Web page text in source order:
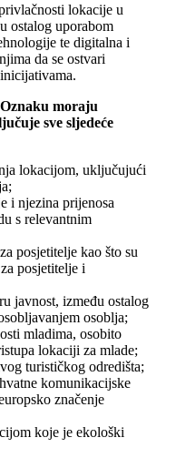
lokacije u
ostalog uporabom
te digitalna i
da se ostvari
moraju
sve sljedeće
lokacijom, uključujući
i njezina prijenosa
s relevantnim
posjetitelje kao što su
posjetitelje i
javnost, između ostalog
osoblja;
mladima, osobito
lokaciji za mlade;
turističkog odredišta;
komunikacijske
značenje
koje je ekološki